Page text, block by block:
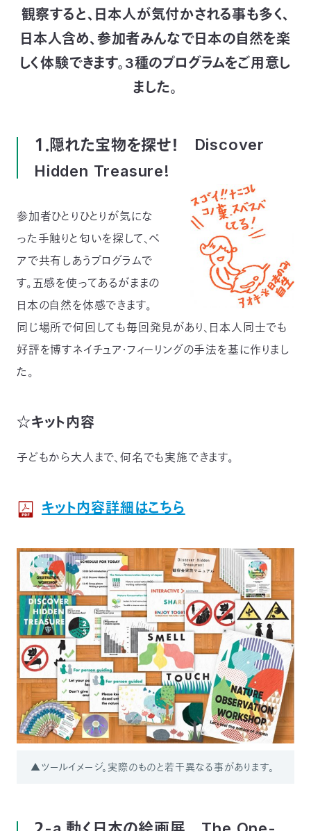
観察すると、日本人が気付かされる事も多く、
日本人含め、参加者みんなで日本の自然を楽
しく体験できます。3種のプログラムをご用意し
ました。
１．隠れた宝物を探せ！ Discover
Hidden Treasure!
参加者ひとりひとりが気にな
った手触りと匂いを探して、ペ
アで共有しあうプログラムで
す。五感を使ってあるがままの
日本の自然を体感できます。
同じ場所で何回しても毎回発見があり、日本人同士でも
好評を博すネイチュア・フィーリングの手法を基に作りまし
た。
☆キット内容
子どもから大人まで、何名でも実施できます。
キット内容詳細はこちら
▲ツールイメージ。実際のものと若干異なる事があります。